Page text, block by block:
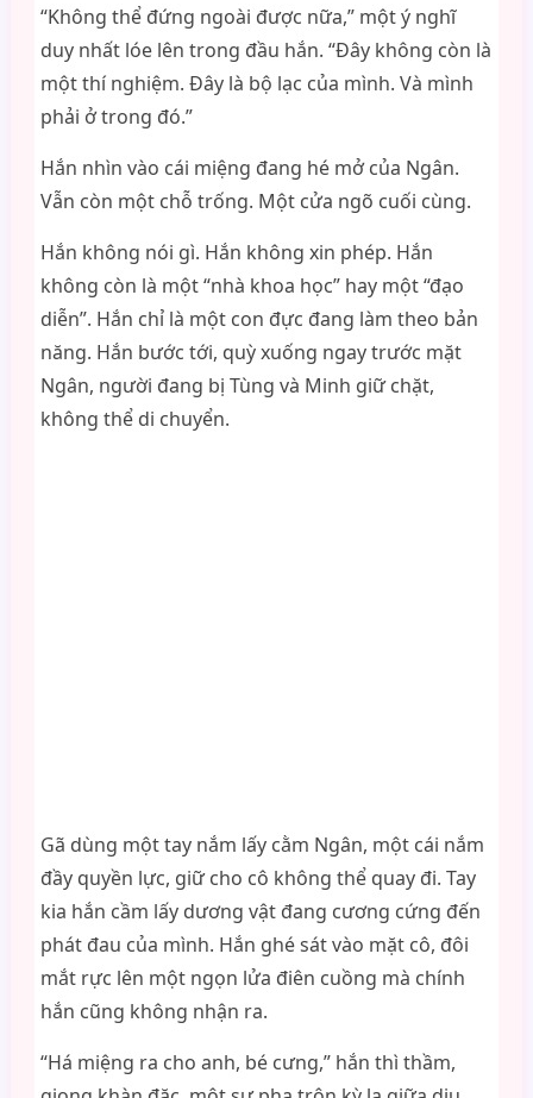
“Không thể đứng ngoài được nữa,” một ý nghĩ
duy nhất lóe lên trong đầu hắn. “Đây không còn là
một thí nghiệm. Đây là bộ lạc của mình. Và mình
phải ở trong đó.”
Hắn nhìn vào cái miệng đang hé mở của Ngân.
Vẫn còn một chỗ trống. Một cửa ngõ cuối cùng.
Hắn không nói gì. Hắn không xin phép. Hắn
không còn là một “nhà khoa học” hay một “đạo
diễn”. Hắn chỉ là một con đực đang làm theo bản
năng. Hắn bước tới, quỳ xuống ngay trước mặt
Ngân, người đang bị Tùng và Minh giữ chặt,
không thể di chuyển.
Gã dùng một tay nắm lấy cằm Ngân, một cái nắm
đầy quyền lực, giữ cho cô không thể quay đi. Tay
kia hắn cầm lấy dương vật đang cương cứng đến
phát đau của mình. Hắn ghé sát vào mặt cô, đôi
mắt rực lên một ngọn lửa điên cuồng mà chính
hắn cũng không nhận ra.
“Há miệng ra cho anh, bé cưng,” hắn thì thầm,